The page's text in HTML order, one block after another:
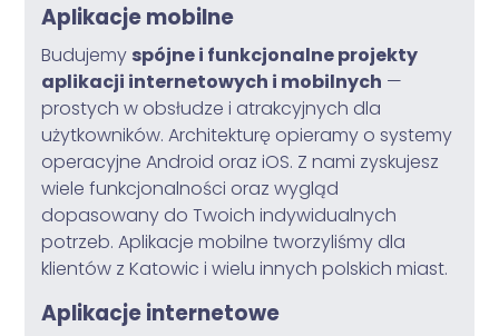
Aplikacje mobilne
Budujemy spójne i funkcjonalne projekty
aplikacji internetowych i mobilnych —
prostych w obsłudze i atrakcyjnych dla
użytkowników. Architekturę opieramy o systemy
operacyjne Android oraz iOS. Z nami zyskujesz
wiele funkcjonalności oraz wygląd
dopasowany do Twoich indywidualnych
potrzeb. Aplikacje mobilne tworzyliśmy dla
klientów z Katowic i wielu innych polskich miast.
Aplikacje internetowe